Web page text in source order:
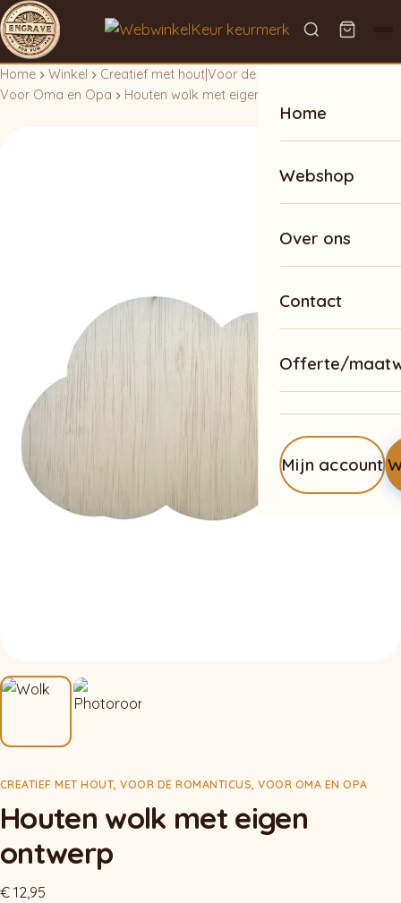
Home
Webshop
Over ons
Contact
Offerte/
Mijn account
Home Winkel Creatief met houtVoor de romanticus
Voor Oma en Opa
Houten wolk met eigen ontwerp
CREATIEF MET HOUT,VOOR DE ROMANTICUS,VOOR OMA EN OPA
Houten wolk met eigen
ontwerp
€ 12,95